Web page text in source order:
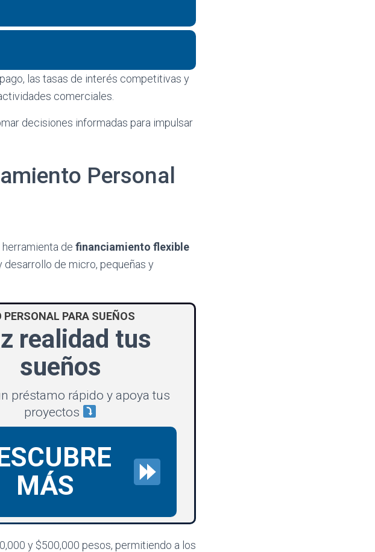
las tasas de interés competitivas y
comerciales.
decisiones informadas para impulsar
Personal
de financiamiento flexible
de micro, pequeñas y
PERSONAL PARA SUEÑOS
realidad tus
sueños
préstamo rápido y apoya tus
proyectos
MÁS
y $500,000 pesos, permitiendo a los